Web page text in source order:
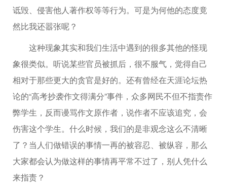
诋毁、侵害他人著作权等等行为。可是为何他的态度竟
然比我还嚣张呢？
这种现象其实和我们生活中遇到的很多其他的怪现
象很类似。听说某些官员被抓后，很不服气，觉得自己
相对于那些更大的贪官是好的。还有曾经在天涯论坛热
论的“高考抄袭作文得满分”事件，众多网民不但不指责作
弊学生，反而谩骂作文原作者，说作者不应该追究，会
伤害这个学生。什么时候，我们的是非观念这么不清晰
了？当人们做错误的事情一再的被容忍、被纵容，那么
大家都会认为做这样的事情再平常不过了，别人凭什么
来指责？